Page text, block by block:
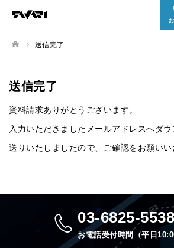
送信完了
送信完了
資料請求ありがとうございます。
入力いただきましたメールアドレスへダ
送りいたしましたので、ご確認をお願いい
03-6825-5538
お電話受付時間（平日